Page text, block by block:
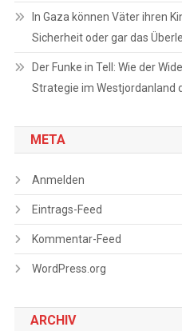
In Gaza können Väter ihren
Sicherheit oder gar das
Der Funke in Tell: Wie der
Strategie im Westjordanland
META
Anmelden
Eintrags-Feed
Kommentar-Feed
WordPress.org
ARCHIV